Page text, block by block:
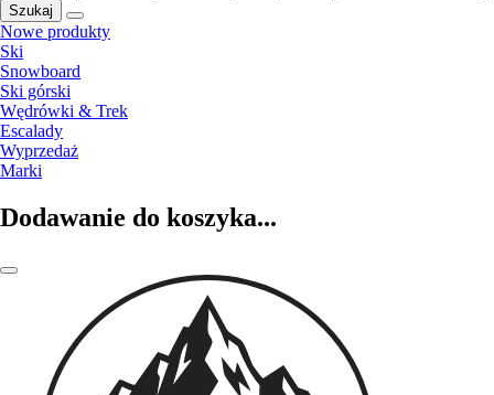
Szukaj
Nowe produkty
Ski
Snowboard
Ski górski
Wędrówki & Trek
Escalady
Wyprzedaż
Marki
Dodawanie do koszyka...